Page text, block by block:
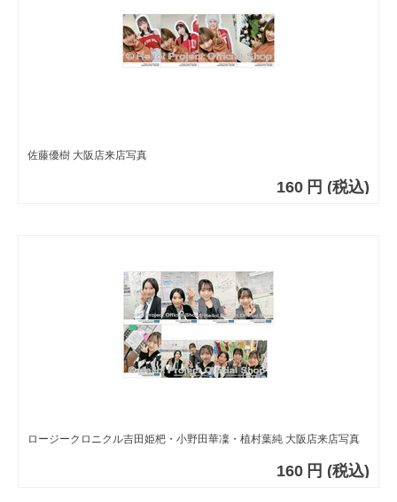
佐藤優樹 大阪店来店写真
160 円 (税込)
ロージークロニクル吉田姫杷・小野田華凜・植村葉純 大阪店来店写真
160 円 (税込)